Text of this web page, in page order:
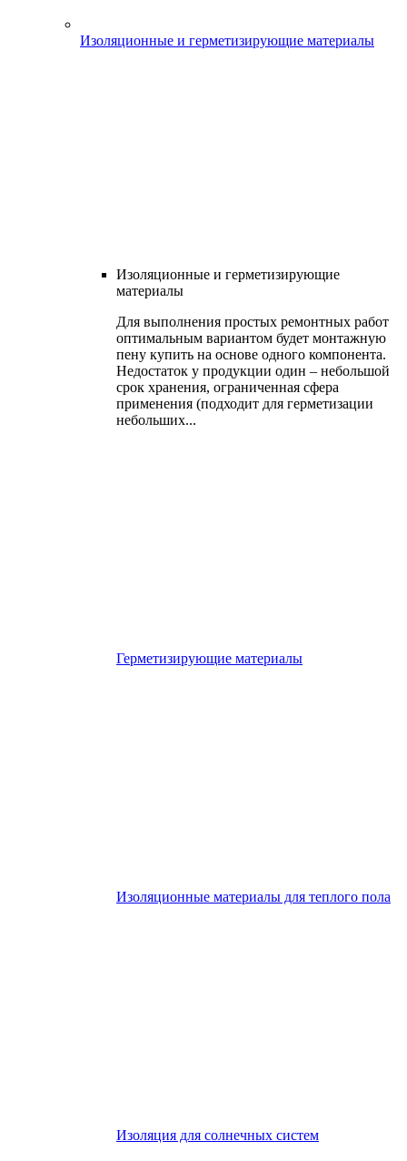
Изоляционные и герметизирующие материалы
Изоляционные и герметизирующие
материалы
Для выполнения простых ремонтных работ
оптимальным вариантом будет монтажную
пену купить на основе одного компонента.
Недостаток у продукции один – небольшой
срок хранения, ограниченная сфера
применения (подходит для герметизации
небольших...
Герметизирующие материалы
Изоляционные материалы для теплого пола
Изоляция для солнечных систем